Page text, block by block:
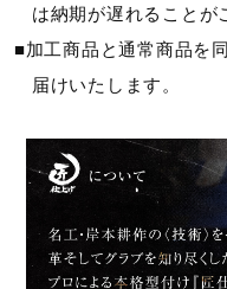
は納期が遅れることが
■加工商品と通常商品を
届けいたします。